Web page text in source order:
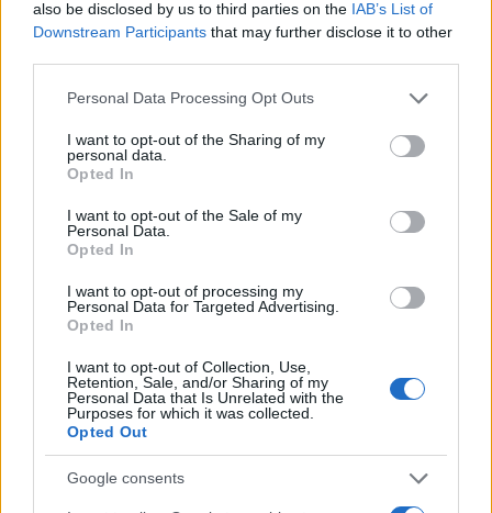
also be disclosed by us to third parties on the IAB’s List of
Downstream Participants that may further disclose it to other
Please note that this website/app uses one or more Google
not limited to your visit or usage behaviour. You may click to
grant or deny consent to Google and its third-party tags to
use your data for below specified purposes in below Google
consent section.
Personal Data Processing Opt Outs
I want to opt-out of the Sharing of my
personal data.
Opted In
I want to opt-out of the Sale of my
Personal Data.
Opted In
I want to opt-out of processing my
Personal Data for Targeted Advertising.
Opted In
I want to opt-out of Collection, Use,
Retention, Sale, and/or Sharing of my
Personal Data that Is Unrelated with the
Purposes for which it was collected.
Opted Out
Google consents
Ακολουθήστε το Νewsit.gr στοGoogle Newsκαι
ενημερωθείτε πρώτοι για όλη την ειδησεογραφία και τα
τελευταία νέατης ημέρας
Πιο δημοφιλή
Κωνσταντίνος Αργυρός και Αλεξάνδρα
με τα δύο παιδιά τους
Η Άννα Βίσση ξετρελάθηκε με μπάντα που
πρότεινε συνεργασία
Θρήνος για τον Λιονέλ Μέσι – Πέθανε ο
πατέρας του, Χόρχε
Ελίζαμπεθ Ελέτσι και Νεκτάριος Λεμονίδης
πήγαν στον Άγιο Νεκτάριο Βούλας για να